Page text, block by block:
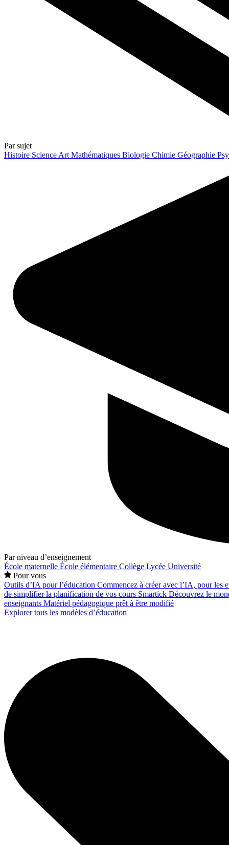
Par sujet
Histoire Science Art Mathématiques Biologie Chimie Géographie
Par niveau d’enseignement
École maternelle École élémentaire Collège Lycée Université
Pour vous
Outils d’IA pour l’éducation Commencez à créer avec l’IA, pour les
de simplifier la planification de vos cours Smartick Découvrez le
enseignants Matériel pédagogique prêt à être modifié
Explorer tous les modèles d’éducation